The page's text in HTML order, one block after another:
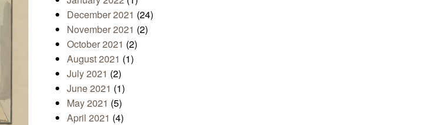
December 2021 (24)
November 2021 (2)
October 2021 (2)
August 2021 (1)
July 2021 (2)
June 2021 (1)
May 2021 (5)
April 2021 (4)